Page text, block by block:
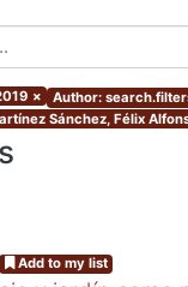
× Author:
Sánchez, Félix
Add to my list